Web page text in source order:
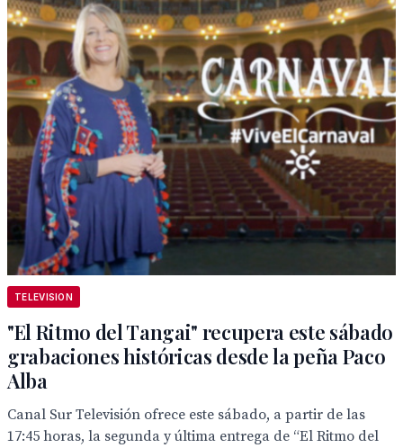
TELEVISION
"El Ritmo del Tangai" recupera este sábado
grabaciones históricas desde la peña Paco
Alba
Canal Sur Televisión ofrece este sábado, a partir de las
17:45 horas, la segunda y última entrega de “El Ritmo del